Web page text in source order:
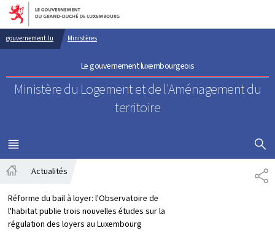
Aller au menu principal
Aller au contenu
gouvernement.lu Ministères
Le gouvernement luxembourgeois
Ministère du Logementet de l'Aménagement du
territoire
MENU
PRINCIPAL
Actualités
Réforme du bail à loyer: l'Observatoire de
l'habitat publie trois nouvelles études sur la
régulation des loyers au Luxembourg